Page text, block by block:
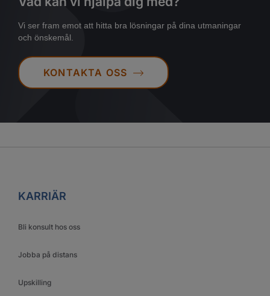
Vi ser fram emot att hitta bra lösningar på dina utmaningar
och önskemål.
KONTAKTA OSS
KARRIÄR
Bli konsult hos oss
Jobba på distans
Upskilling